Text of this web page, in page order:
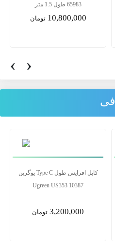
65983 طول 1.5 متر
10,800,000 تومان
‹ ›
کابل افزایش طول Type C یوگرین
10387 Ugreen US353
3,200,000 تومان